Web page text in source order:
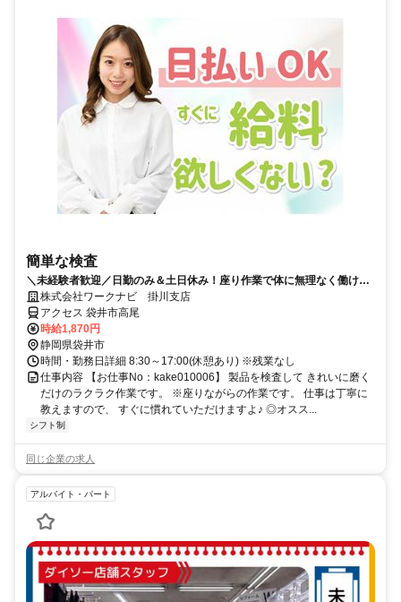
簡単な検査
＼未経験者歓迎／日勤のみ＆土日休み！座り作業で体に無理なく働けま
す！株式会社ワークナビ 掛川支店
アクセス 袋井市高尾
時給1,870円
静岡県袋井市
時間・勤務日詳細 8:30～17:00(休憩あり) ※残業なし
仕事内容 【お仕事No：kake010006】 製品を検査して きれいに磨く
だけのラクラク作業です。 ※座りながらの作業です。 仕事は丁寧に
教えますので、 すぐに慣れていただけますよ♪ ◎オスス...
シフト制
同じ企業の求人
アルバイト・パート